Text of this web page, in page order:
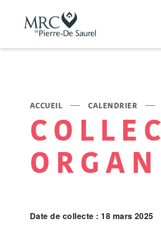
ACCUEIL CALENDRIER
Date de collecte : 18 mars 2025